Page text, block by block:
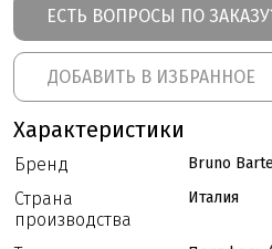
ЕСТЬ ВОПРОСЫ ПО
ДОБАВИТЬ В ИЗБРАННОЕ
Характеристики
Бренд Bruno
Страна
производства
Италия